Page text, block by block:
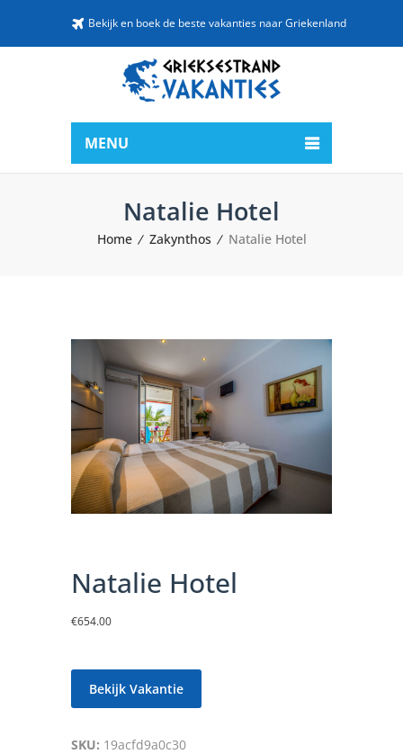
Bekijk en boek de beste vakanties naar Griekenland
MENU
Natalie Hotel
Home Zakynthos Natalie Hotel
Natalie Hotel
€654.00
Bekijk Vakantie
SKU: 19acfd9a0c30